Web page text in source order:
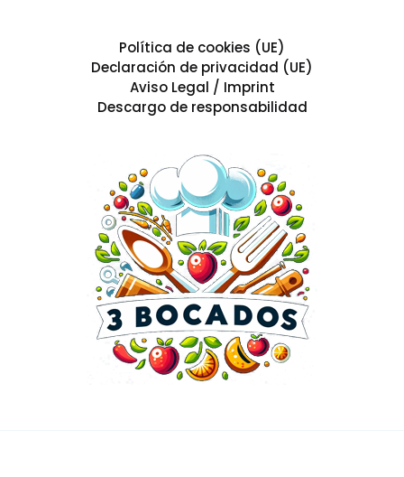
Política de cookies (UE)
Declaración de privacidad (UE)
Aviso Legal / Imprint
Descargo de responsabilidad